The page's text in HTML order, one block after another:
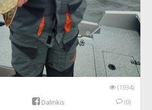
(1934)
Dalinkis (0)